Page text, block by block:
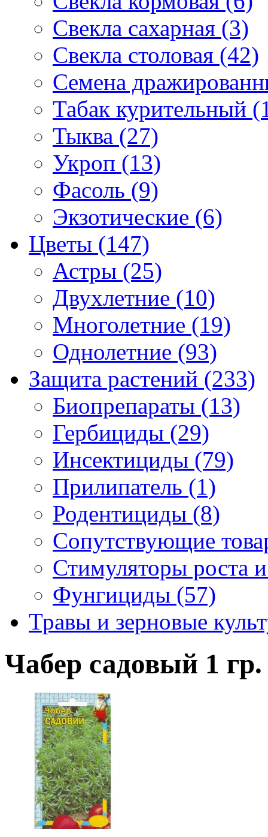
Свекла сахарная (3)
Свекла столовая (42)
Семена
Табак курительный
Тыква (27)
Укроп (13)
Фасоль (9)
Экзотические (6)
Цветы (147)
Астры (25)
Двухлетние (10)
Многолетние (19)
Однолетние (93)
Защита растений (233)
Биопрепараты (13)
Гербициды (29)
Инсектициды (79)
Прилипатель (1)
Родентициды (8)
Сопутствующие
Стимуляторы роста
Фунгициды (57)
Травы и зерновые
Чабер садовый 1 гр.